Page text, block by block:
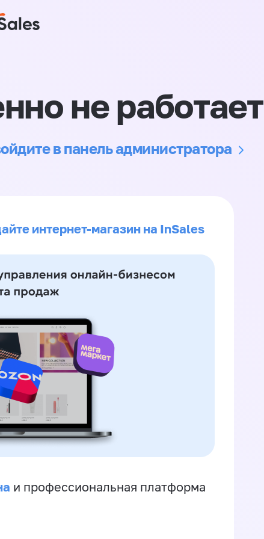
не работает
в панель администратора
интернет-магазин на InSales
и профессиональная платформа